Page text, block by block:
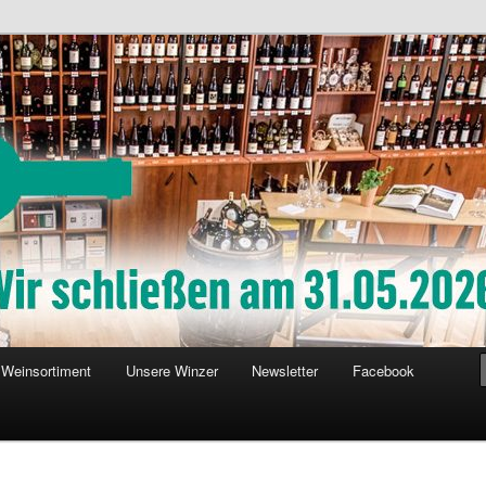
Weinsortiment Unsere Winzer Newsletter Facebook